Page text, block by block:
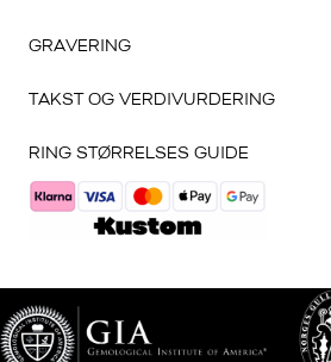
GRAVERING
TAKST OG VERDIVURDERING
RING STØRRELSES GUIDE